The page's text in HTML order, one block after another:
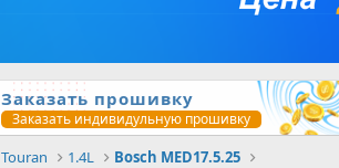
Заказать прошивку
Заказать индивидульную прошивку
Touran 1.4L Bosch MED17.5.25